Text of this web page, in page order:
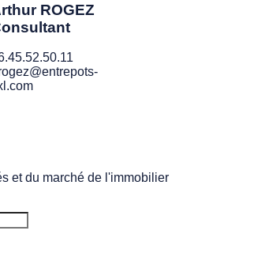
ROGEZ
et du marché de l'immobilier